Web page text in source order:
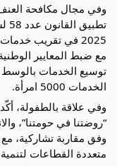
وفي مجال مكافحة العنف
2025 في تقريب
مع ضبط المعايير
توسيع الخدمات بالوسط
الخدمات 5000 امرأة.
وفي علاقة بالطفولة،
“روضتنا في حومتنا”،
وفق مقاربة تشاركية، مع
متعددة القطاعات لتنمية